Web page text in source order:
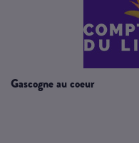
gascogne au coeur